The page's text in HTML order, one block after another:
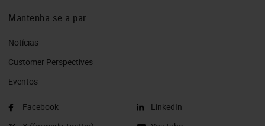
Mantenha-se a par
Notícias
Customer Perspectives​
Eventos
Facebook
LinkedIn